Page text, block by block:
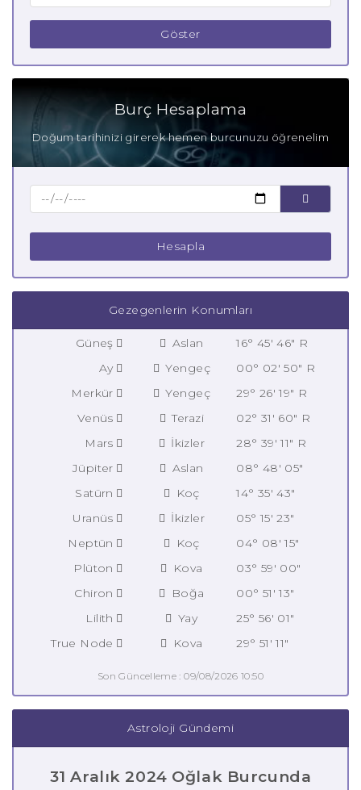
Göster
Burç Hesaplama
Doğum tarihinizi girerek hemen burcunuzu öğrenelim
Hesapla
Gezegenlerin Konumları
Güneş Aslan
16° 45' 46" R
Ay
Yengeç
00° 02' 50" R
Merkür
Yengeç
29° 26' 19" R
Venüs
Terazi
02° 31' 60" R
Mars
İkizler
28° 39' 11" R
Jüpiter
Aslan
08° 48' 05"
Satürn
Koç
14° 35' 43"
Uranüs
İkizler
05° 15' 23"
Neptün
Koç
04° 08' 15"
Plüton
Kova
03° 59' 00"
Chiron
Boğa
00° 51' 13"
Lilith
Yay
25° 56' 01"
True Node
Kova 29° 51' 11"
Son Güncelleme : 09/08/2026 10:50
Astroloji Gündemi
31 Aralık 2024 Oğlak Burcunda